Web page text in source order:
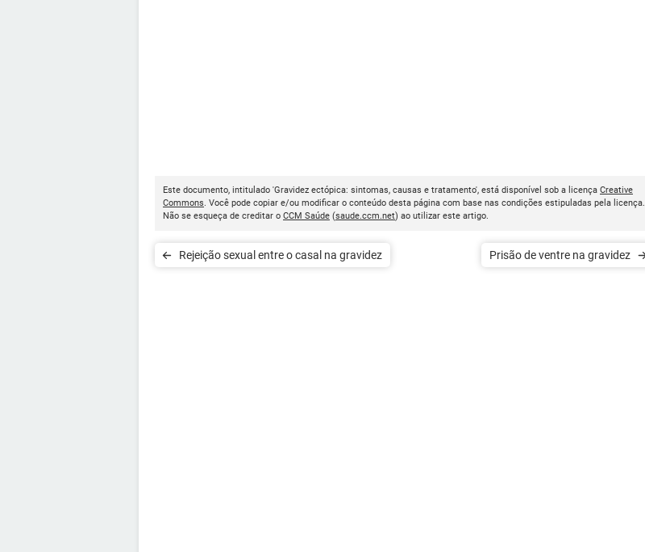
Este documento, intitulado 'Gravidez ectópica: sintomas, causas e tratamento', está disponível sob a licença Creative
Commons. Você pode copiar e/ou modificar o conteúdo desta página com base nas condições estipuladas pela licença.
Não se esqueça de creditar o CCM Saúde (saude.ccm.net) ao utilizar este artigo.
Rejeição sexual entre o casal na gravidez Prisão de ventre na gravidez